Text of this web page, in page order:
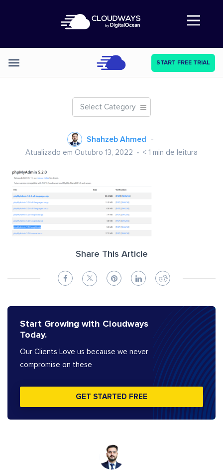
Abre a navegação
Categories START FREE TRIAL
Select Category
Shahzeb Ahmed
Atualizado em Outubro 13, 2022 < 1 min de leitura
Share This Article
Start Growing with Cloudways
Today.
Our Clients Love us because we never
compromise on these
GET STARTED FREE